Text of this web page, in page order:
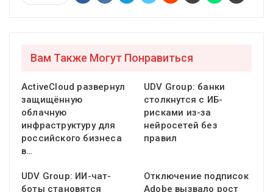
Вам Также Могут Понравиться
ActiveCloud развернул
защищённую
облачную
инфраструктуру для
российского бизнеса
в…
UDV Group: банки
столкнутся с ИБ-
рисками из-за
нейросетей без
правил
UDV Group: ИИ-чат-
боты становятся
Отключение подписок
Adobe вызвало рост